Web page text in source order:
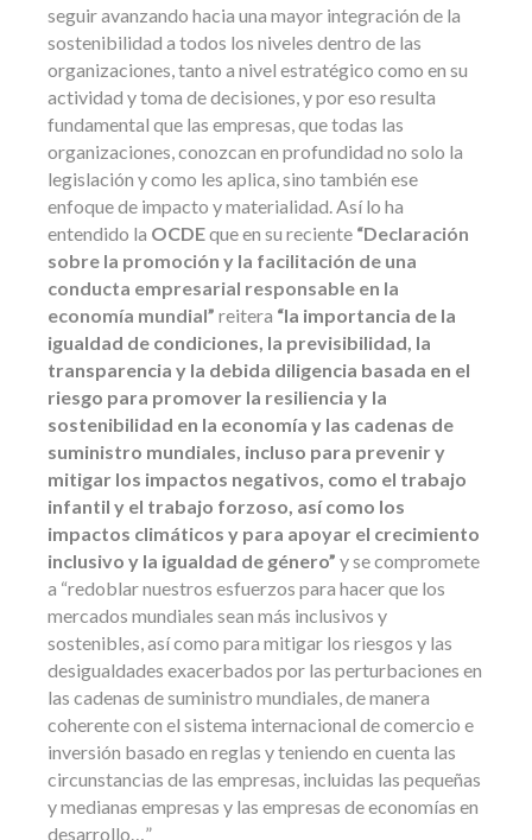
seguir avanzando hacia una mayor integración de la
sostenibilidad a todos los niveles dentro de las
organizaciones, tanto a nivel estratégico como en su
actividad y toma de decisiones, y por eso resulta
fundamental que las empresas, que todas las
organizaciones, conozcan en profundidad no solo la
legislación y como les aplica, sino también ese
enfoque de impacto y materialidad. Así lo ha
entendido la OCDEque en su reciente “Declaración
sobre la promoción y la facilitación de una
conducta empresarial responsable en la
economía mundial” reitera “la importancia de la
igualdad de condiciones, la previsibilidad, la
transparencia y la debida diligencia basada en el
riesgo para promover la resiliencia y la
sostenibilidad en la economía y las cadenas de
suministro mundiales, incluso para prevenir y
mitigar los impactos negativos, como el trabajo
infantil y el trabajo forzoso, así como los
impactos climáticos y para apoyar el crecimiento
inclusivo y la igualdad de género” y se compromete
a “redoblar nuestros esfuerzos para hacer que los
mercados mundiales sean más inclusivos y
sostenibles, así como para mitigar los riesgos y las
desigualdades exacerbados por las perturbaciones en
las cadenas de suministro mundiales, de manera
coherente con el sistema internacional de comercio e
inversión basado en reglas y teniendo en cuenta las
circunstancias de las empresas, incluidas las pequeñas
y medianas empresas y las empresas de economías en
desarrollo…”